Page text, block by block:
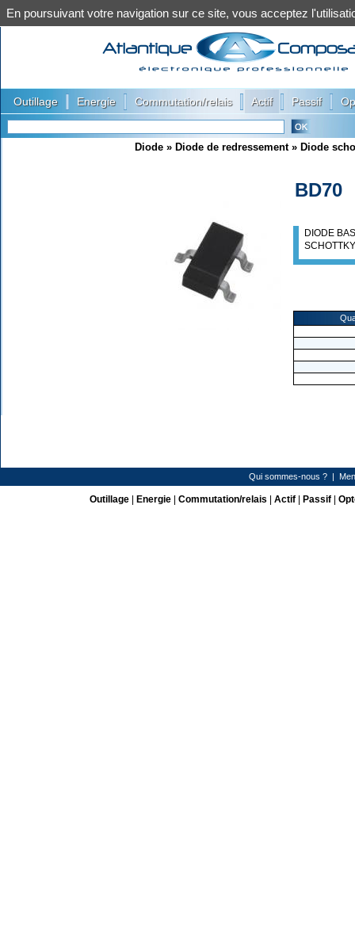
Outillage Energie Commutation/relais Actif Passif
Diode » Diode de redressement» Diode
BD70
DIODE
Qui sommes-nous ? |
Outillage| Energie| Commutation/relais Actif| Passif|
En poursuivant votre navigation sur ce site, vous acceptez